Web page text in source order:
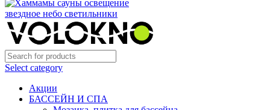
Select category
Акции
БАССЕЙН И СПА